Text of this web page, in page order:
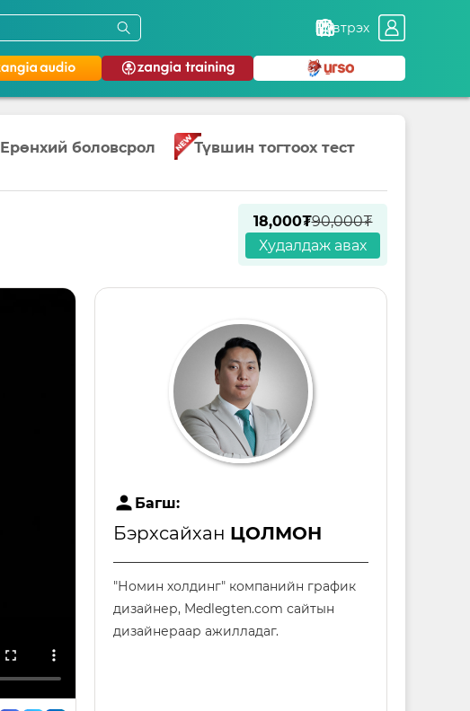
Нэвтрэх
Ерөнхий боловсрол Түвшин тогтоох тест
18,000₮90,000₮
Худалдаж авах
user Багш:
Бэрхсайхан ЦОЛМОН
"Номин холдинг" компанийн график
дизайнер, Medlegten.com сайтын
дизайнераар ажилладаг.